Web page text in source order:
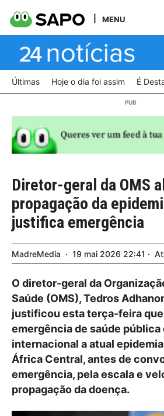
MENU
Últimas Hoje o dia foi assim É
Diretor-geral da OMS
propagação da
justifica emergência
MadreMedia 19 mai 2026 22:41
O diretor-geral da
Saúde (OMS), Tedros
justificou esta terça-feira
emergência de saúde
internacional a atual
África Central, antes de
emergência, pela escala e
propagação da doença.